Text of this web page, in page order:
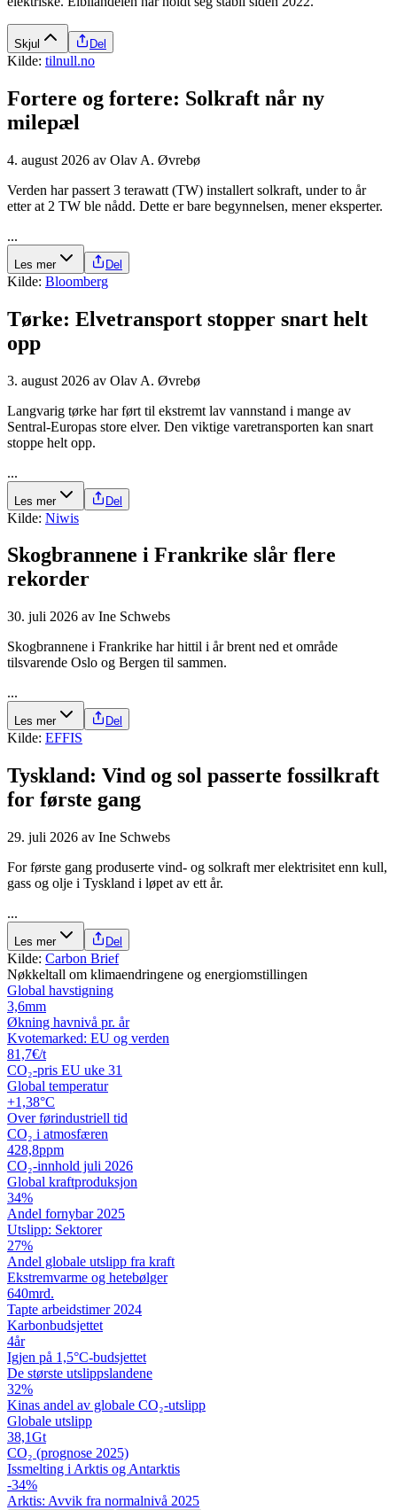
Skjul Del
Kilde: tilnull.no
Fortere og fortere: Solkraft når ny
milepæl
4. august 2026 av Olav A. Øvrebø
Verden har passert 3 terawatt (TW) installert solkraft, under to år
etter at 2 TW ble nådd. Dette er bare begynnelsen, mener eksperter.
...
Les mer Del
Kilde: Bloomberg
Tørke: Elve­transport stopper snart helt
opp
3. august 2026 av Olav A. Øvrebø
Langvarig tørke har ført til ekstremt lav vannstand i mange av
Sentral-Europas store elver. Den viktige varetransporten kan snart
stoppe helt opp.
...
Les mer Del
Kilde: Niwis
Skogbrannene i Frankrike slår flere
rekorder
30. juli 2026 av Ine Schwebs
Skogbrannene i Frankrike har hittil i år brent ned et område
tilsvarende Oslo og Bergen til sammen.
...
Les mer Del
Kilde: EFFIS
Tyskland: Vind og sol passerte fossilkraft
for første gang
29. juli 2026 av Ine Schwebs
For første gang produserte vind- og solkraft mer elektrisitet enn kull,
gass og olje i Tyskland i løpet av ett år.
...
Les mer Del
Kilde: Carbon Brief
Nøkkeltall om klimaendringene og energiomstillingen
Global havstigning
3,6mm
Økning havnivå pr. år
Kvotemarked: EU og verden
81,7€/t
CO₂-pris EU uke 31
Global temperatur
+1,38°C
Over førindustriell tid
CO₂ i atmosfæren
428,8ppm
CO₂-innhold juli 2026
Global kraftproduksjon
34%
Andel fornybar 2025
Utslipp: Sektorer
27%
Andel globale utslipp fra kraft
Ekstremvarme og hetebølger
640mrd.
Tapte arbeidstimer 2024
Karbon­budsjettet
4år
Igjen på 1,5°C-budsjettet
De største utslipps­landene
32%
Kinas andel av globale CO₂-utslipp
Globale utslipp
38,1Gt
CO₂ (prognose 2025)
Issmelting i Arktis og Antarktis
-34%
Arktis: Avvik fra normalnivå 2025